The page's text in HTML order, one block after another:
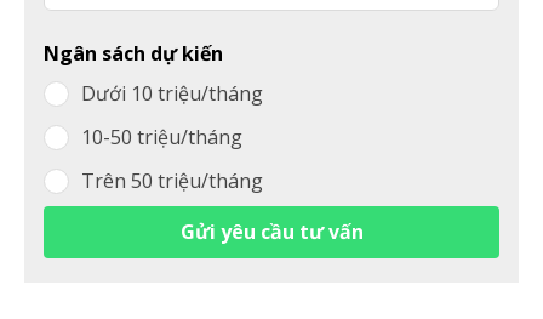
Ngân sách dự kiến
Dưới 10 triệu/tháng
10-50 triệu/tháng
Trên 50 triệu/tháng
Gửi yêu cầu tư vấn